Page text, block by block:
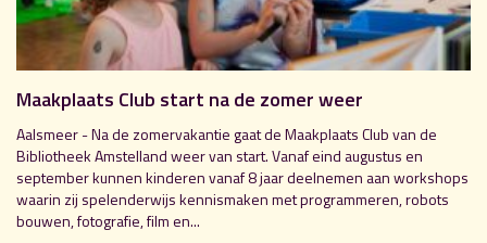
Maakplaats Club start na de zomer weer
Aalsmeer - Na de zomervakantie gaat de Maakplaats Club van de
Bibliotheek Amstelland weer van start. Vanaf eind augustus en
september kunnen kinderen vanaf 8 jaar deelnemen aan workshops
waarin zij spelenderwijs kennismaken met programmeren, robots
bouwen, fotografie, film en...